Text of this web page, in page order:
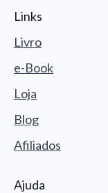
Links
Livro
e-Book
Loja
Blog
Afiliados
Ajuda